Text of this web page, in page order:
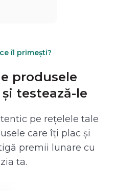
îl primești?
produsele
testează-le
pe rețelele tale
care îți plac și
premii lunare cu
ta.